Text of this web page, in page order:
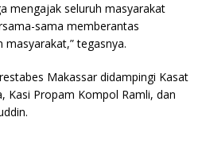
mengajak seluruh masyarakat
sama memberantas
tegasnya.
Makassar didampingi Kasat
Kasi Propam Kompol Ramli, dan